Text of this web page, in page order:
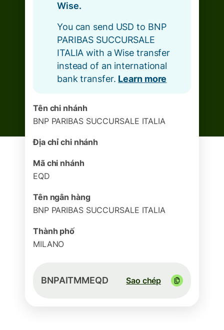
Wise.
You can send USD to BNP
PARIBAS SUCCURSALE
ITALIA with a Wise transfer
instead of an international
bank transfer. Learn more
Tên chi nhánh
BNP PARIBAS SUCCURSALE ITALIA
Địa chỉ chi nhánh
Mã chi nhánh
EQD
Tên ngân hàng
BNP PARIBAS SUCCURSALE ITALIA
Thành phố
MILANO
BNPAITMMEQD Sao chép